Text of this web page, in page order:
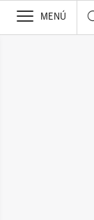
>
MENÚ